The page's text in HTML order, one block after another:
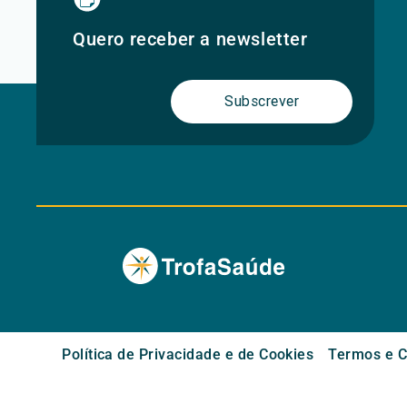
Quero receber a newsletter
Subscrever
Política de Privacidade e de Cookies Termos e